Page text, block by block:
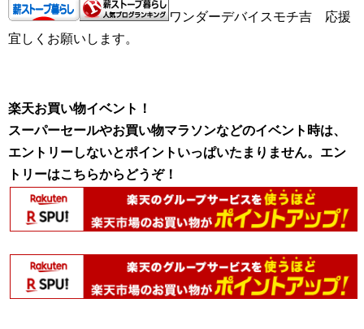
ワンダーデバイスモチ吉 応援
宜しくお願いします。
楽天お買い物イベント！
スーパーセールやお買い物マラソンなどのイベント時は、
エントリーしないとポイントいっぱいたまりません。エン
トリーはこちらからどうぞ！